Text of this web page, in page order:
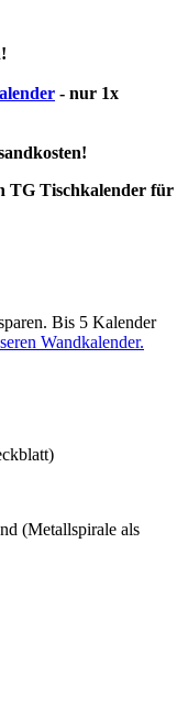
- nur 1x
TG Tischkalender für
Bis 5 Kalender
Wandkalender.
(Metallspirale als